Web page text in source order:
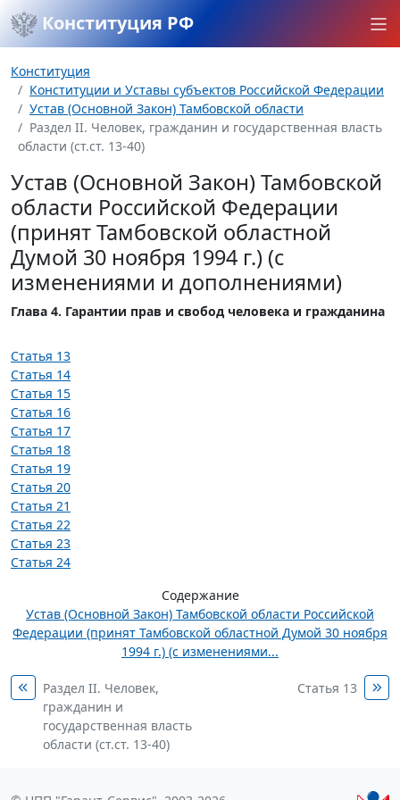
Конституция РФ
Конституция
Конституции и Уставы субъектов Российской Федерации
Устав (Основной Закон) Тамбовской области
Раздел II. Человек, гражданин и государственная власть
области (ст.ст. 13-40)
Устав (Основной Закон) Тамбовской
области Российской Федерации
(принят Тамбовской областной
Думой 30 ноября 1994 г.) (с
изменениями и дополнениями)
Глава 4. Гарантии прав и свобод человека и гражданина
Статья 13
Статья 14
Статья 15
Статья 16
Статья 17
Статья 18
Статья 19
Статья 20
Статья 21
Статья 22
Статья 23
Статья 24
Содержание
Устав (Основной Закон) Тамбовской области Российской
Федерации (принят Тамбовской областной Думой 30 ноября
1994 г.) (с изменениями...
Раздел II. Человек,
гражданин и
государственная власть
области (ст.ст. 13-40)
Статья 13